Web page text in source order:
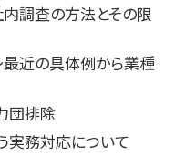
調査の方法とその限
最近の具体例から業種
団排除
実務対応について